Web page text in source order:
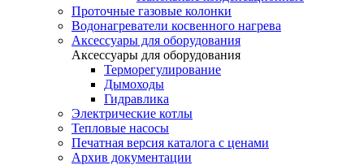
Проточные газовые колонки
Водонагреватели косвенного нагрева
Аксессуары для оборудования
Аксессуары для оборудования
Терморегулирование
Дымоходы
Гидравлика
Электрические котлы
Тепловые насосы
Печатная версия каталога с ценами
Архив документации